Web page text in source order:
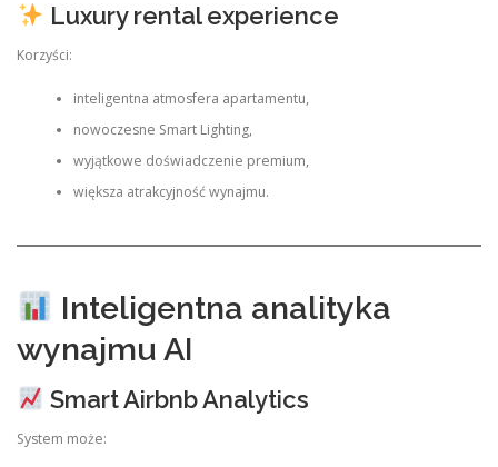
Luxury rental experience
Korzyści:
inteligentna atmosfera apartamentu,
nowoczesne Smart Lighting,
wyjątkowe doświadczenie premium,
większa atrakcyjność wynajmu.
Inteligentna analityka
wynajmu AI
Smart Airbnb Analytics
System może: